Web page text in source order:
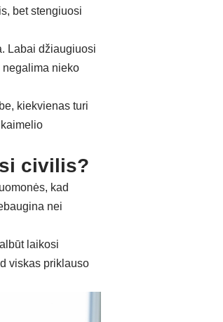
bet stengiuosi
Labai džiaugiuosi
nieko
kiekvienas turi
civilis?
kad
nei
laikosi
viskas priklauso